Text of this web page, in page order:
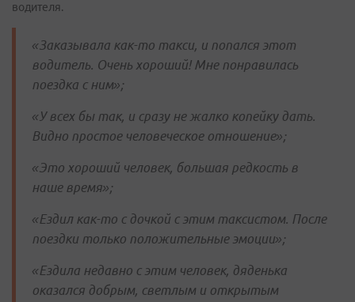
водителя.
«Заказывала как-то такси, и попался этот
водитель. Очень хороший! Мне понравилась
поездка с ним»;
«У всех бы так, и сразу не жалко копейку дать.
Видно простое человеческое отношение»;
«Это хороший человек, большая редкость в
наше время»;
«Ездил как-то с дочкой с этим таксистом. После
поездки только положительные эмоции»;
«Ездила недавно с этим человек, дяденька
оказался добрым, светлым и открытым